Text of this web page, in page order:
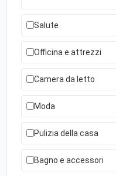
Salute
Officina e attrezzi
Camera da letto
Moda
Pulizia della casa
Bagno e accessori